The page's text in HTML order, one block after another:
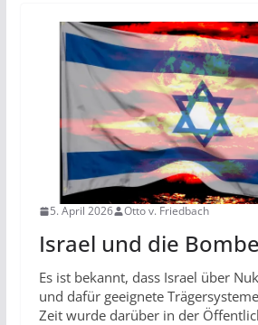
5. April 2026 Otto v. Friedbach
Israel und die Bombe
Es ist bekannt, dass Israel über
und dafür geeignete
Zeit wurde darüber in der